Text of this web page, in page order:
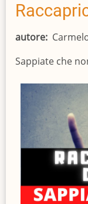
autore
Sappiate che